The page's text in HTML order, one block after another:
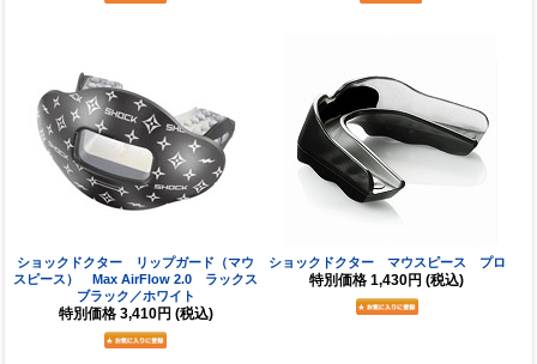
ショックドクター リップガード（マウ
スピース） Max AirFlow 2.0 ラックス
ブラック／ホワイト
特別価格 3,410円 (税込)
ショックドクター マウスピース プロ
特別価格 1,430円 (税込)